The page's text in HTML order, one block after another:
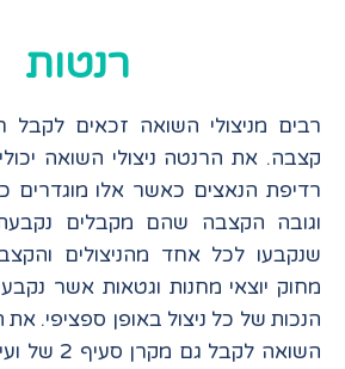
רנטות
רבים מניצולי השואה זכאים
קצבה. את הרנטה ניצולי השואה
רדיפת הנאצים כאשר אלו מוגדרים
וגובה הקצבה שהם מקבלים
שנקבעו לכל אחד מהניצולים
מחוק יוצאי מחנות וגטאות אשר
הנכות של כל ניצול באופן ספציפי. את
השואה